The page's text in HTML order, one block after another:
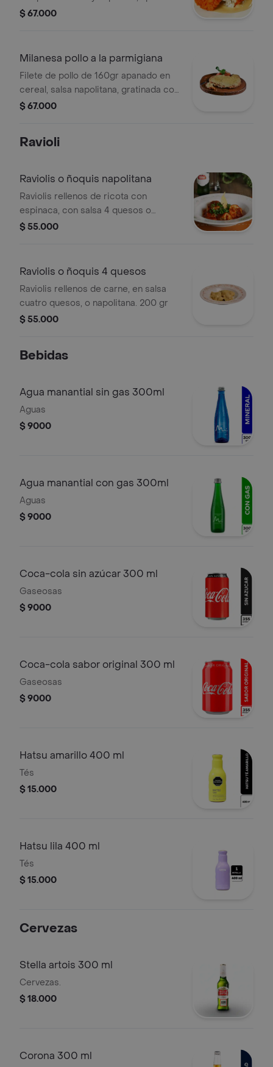
con cereal, sobre salsa 4 quesos, con
$ 67.000
Milanesa pollo a la parmigiana
Filete de pollo de 160gr apanado en
cereal, salsa napolitana, gratinada con
queso parmesano, con pasta.
$ 67.000
Ravioli
Raviolis o ñoquis napolitana
Raviolis rellenos de ricota con
espinaca, con salsa 4 quesos o
napolitana 200grs
$ 55.000
Raviolis o ñoquis 4 quesos
Raviolis rellenos de carne, en salsa
cuatro quesos, o napolitana. 200 gr
$ 55.000
Bebidas
Agua manantial sin gas 300ml
Aguas
$ 9000
Agua manantial con gas 300ml
Aguas
$ 9000
Coca-cola sin azúcar 300 ml
Gaseosas
$ 9000
Coca-cola sabor original 300 ml
Gaseosas
$ 9000
Hatsu amarillo 400 ml
Tés
$ 15.000
Hatsu lila 400 ml
Tés
$ 15.000
Cervezas
Stella artois 300 ml
Cervezas.
$ 18.000
Corona 300 ml